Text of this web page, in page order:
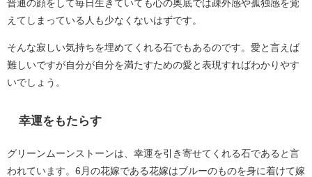
普通の顔をして毎日生きていても心の奥底では疎外感や孤独感を覚
えてしまっている人も少なくないはずです。
そんな寂しい気持ちを埋めてくれる石でもあるのです。愛と言えば
難しいですが自分が自分を満たすための愛と表現すればわかりやす
いでしょう。
幸運をもたらす
グリーンムーンストーンは、幸運を引き寄せてくれる石であると言
われています。6月の花嫁である花嫁はブルーのものを身に着けて嫁